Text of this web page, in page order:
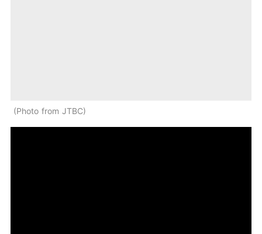
Photo from JTBC